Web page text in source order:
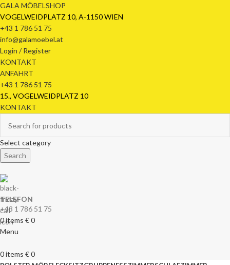
GALA MÖBELSHOP
VOGELWEIDPLATZ 10, A-1150 WIEN
+43 1 786 51 75
info@galamoebel.at
Login / Register
KONTAKT
ANFAHRT
+43 1 786 51 75
15., VOGELWEIDPLATZ 10
KONTAKT
Select category
Search
TELEFON
+43 1 786 51 75
0items €0
Menu
0items €0